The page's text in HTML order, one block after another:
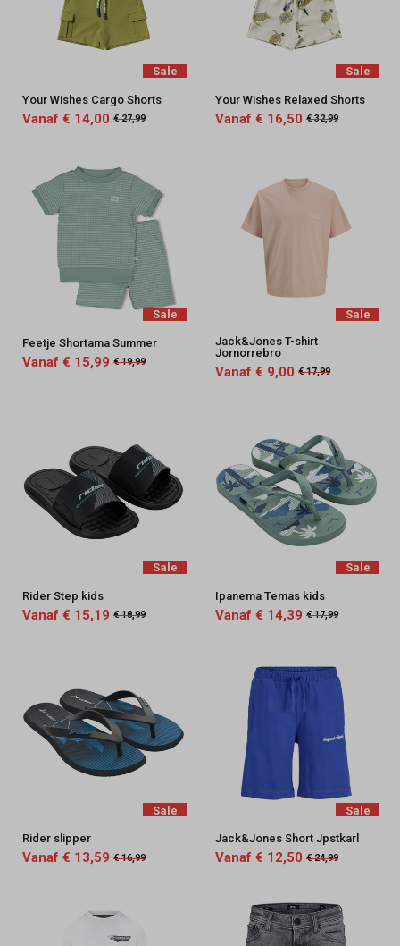
Sale
Your Wishes Cargo Shorts
Vanaf € 14,00 € 27,99
Sale
Your Wishes Relaxed Shorts
Vanaf € 16,50 € 32,99
Sale
Feetje Shortama Summer
Vanaf € 15,99 € 19,99
Sale
Jack&Jones T-shirt
Jornorrebro
Vanaf € 9,00 € 17,99
Sale
Rider Step kids
Vanaf € 15,19 € 18,99
Sale
Ipanema Temas kids
Vanaf € 14,39 € 17,99
Sale
Rider slipper
Vanaf € 13,59 € 16,99
Sale
Jack&Jones Short Jpstkarl
Vanaf € 12,50 € 24,99